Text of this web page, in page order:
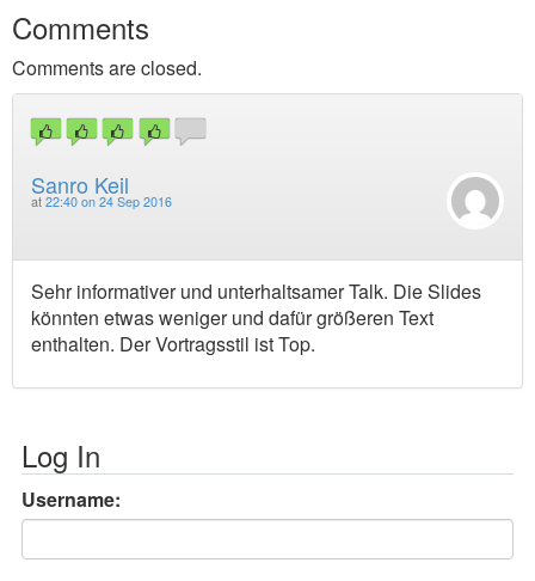
Comments
Comments are closed.
Sanro Keil
at 22:40 on 24 Sep 2016
Sehr informativer und unterhaltsamer Talk. Die Slides
könnten etwas weniger und dafür größeren Text
enthalten. Der Vortragsstil ist Top.
Log In
Username: